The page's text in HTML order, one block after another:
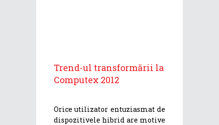
Trend-ul transformării la
Computex 2012
Orice utilizator entuziasmat de
dispozitivele hibrid are motive